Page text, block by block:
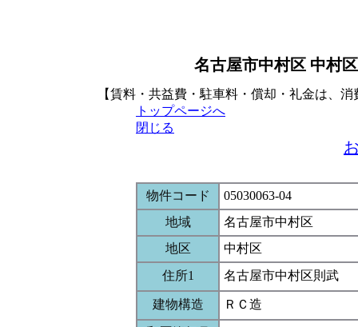
名古屋市中村区 中村
【賃料・共益費・駐車料・償却・礼金は、
トップページへ
閉じる
物件コード
05030063-04
地域
名古屋市中村区
地区
中村区
住所1
名古屋市中村区則武
建物構造 ＲＣ造